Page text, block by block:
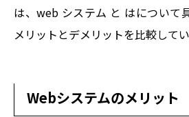
は、 web システム と はについて
メリットとデメリットを比較してい
Webシステムのメリット